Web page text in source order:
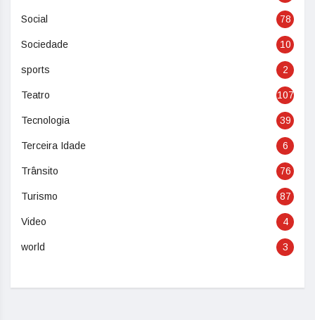
Social 78
Sociedade 10
sports 2
Teatro 107
Tecnologia 39
Terceira Idade 6
Trânsito 76
Turismo 87
Video 4
world 3